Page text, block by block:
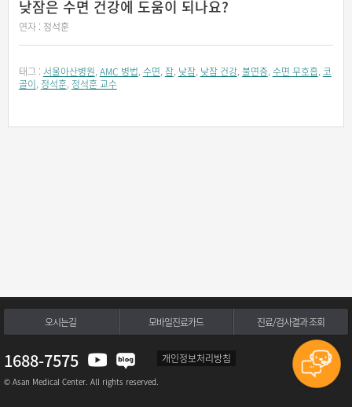
낮잠은 수면 건강에 도움이 되나요?
연자 : 정석훈
태그 : 서울아산병원, AMC 병법, 수면, 잠, 낮잠, 낮잠 건강, 불면증, 수면 무호흡, 코
골이, 정석훈, 정석훈 교수
오시는길 모바일진료카드 진료/검사결과 조회
1688-7575 개인정보처리방침
© Asan Medical Center. All rights reserved.